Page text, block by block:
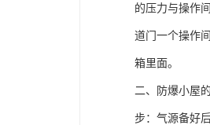
的压力与操作
道门一个操作
箱里面。
二、防爆小屋
步：气源备好